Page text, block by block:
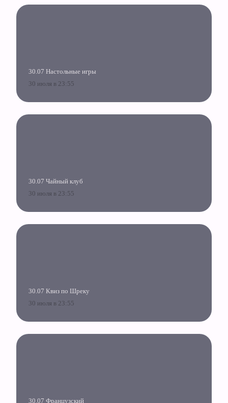
30.07 Настольные игры
30 июля в 23:55
30.07 Чайный клуб
30 июля в 23:55
30.07 Квиз по Шреку
30 июля в 23:55
30.07 Французский